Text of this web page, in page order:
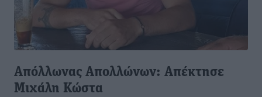
Απόλλωνας Απολλώνων: Απέκτησε
Μιχάλη Κώστα